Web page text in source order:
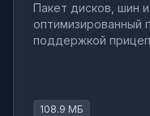
Пакет дисков, шин
оптимизированный
поддержкой
108.9 МБ